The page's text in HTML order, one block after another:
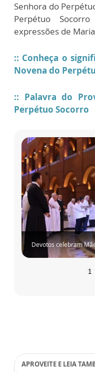
Senhora do
Perpétuo
expressões de
:: Conheça o
Novena do
:: Palavra do
Perpétuo Socorro
Devotos celebram
1
APROVEITE E LEIA